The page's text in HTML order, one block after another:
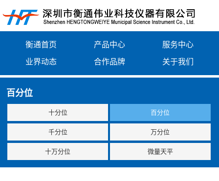
衡通首页 产品中心 服务中心
业界动态 合作品牌 关于我们
百分位
十分位 百分位
千分位 万分位
十万分位 微量天平